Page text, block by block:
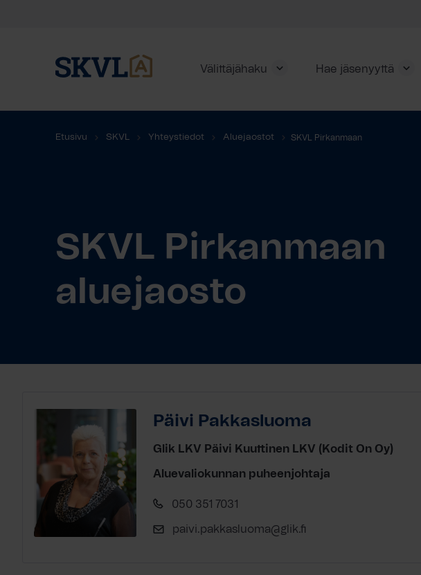
Välittäjähaku Hae jäsenyyttä
Etusivu SKVL Yhteystiedot Aluejaostot SKVL Pirkanmaan
SKVL Pirkanmaan
aluejaosto
Päivi Pakkasluoma
Glik LKV Päivi Kuuttinen LKV (Kodit On Oy)
Aluevaliokunnan puheenjohtaja
050 351 7031
paivi.pakkasluoma@glik.fi